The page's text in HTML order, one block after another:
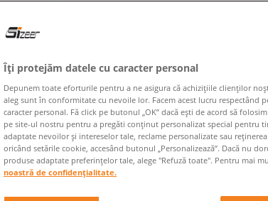
PRODUSE BĂRBAȚI
Brand
Îți protejăm datele cu caracter personal
Depunem toate eforturile pentru a ne asigura că achizițiile clienților
aleg sunt în conformitate cu nevoile lor. Facem acest lucru respectând
caracter personal. Fă click pe butonul „OK” dacă ești de acord să
pe site-ul nostru pentru a pregăti conținut personalizat special pentru
adaptate nevoilor și intereselor tale, reclame personalizate sau
oricând setările cookie, accesând butonul „Personalizează”. Dacă nu
produse adaptate preferințelor tale, alege "Refuză toate". Pentru mai
noastră de confidențialitate.